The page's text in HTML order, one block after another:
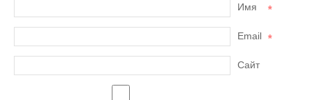
Имя *
Email *
Сайт